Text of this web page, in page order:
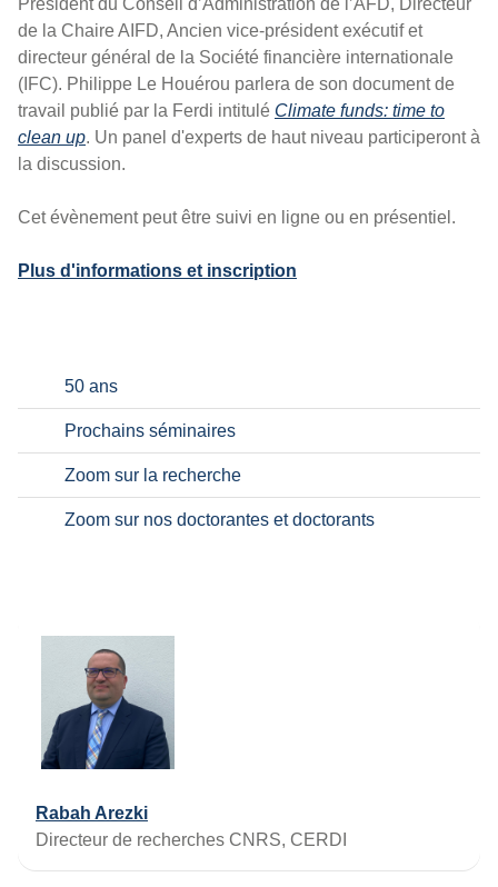
Président du Conseil d’Administration de l’AFD, Directeur
de la Chaire AIFD, Ancien vice-président exécutif et
directeur général de la Société financière internationale
(IFC). Philippe Le Houérou parlera de son document de
travail publié par la Ferdi intitulé Climate funds: time to
clean up. Un panel d'experts de haut niveau participeront à
la discussion.
Cet évènement peut être suivi en ligne ou en présentiel.
Plus d'informations et inscription
50 ans
Prochains séminaires
Zoom sur la recherche
Zoom sur nos doctorantes et doctorants
Rabah Arezki
Directeur de recherches CNRS, CERDI